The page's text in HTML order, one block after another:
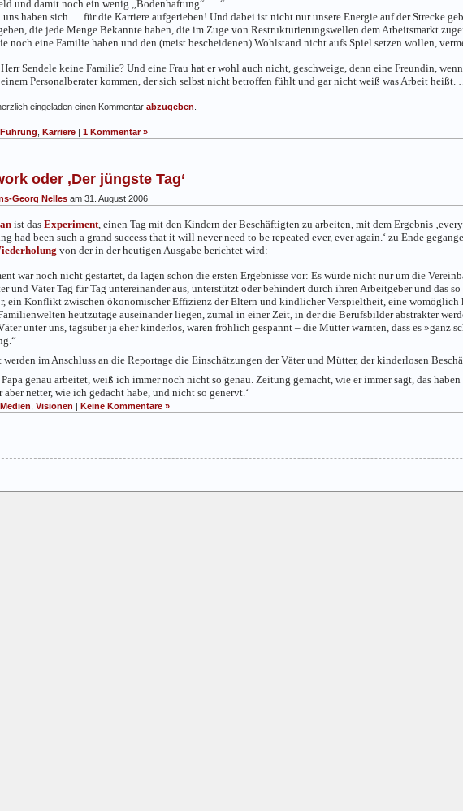
und damit noch ein wenig „Bodenhaftung“. …“
uns haben sich … für die Karriere aufgerieben! Und dabei ist nicht nur unsere Energie auf der Strecke
die jede Menge Bekannte haben, die im Zuge von Restrukturierungswellen dem Arbeitsmarkt
noch eine Familie haben und den (meist bescheidenen) Wohlstand nicht aufs Spiel setzen wollen,
Sendele keine Familie? Und eine Frau hat er wohl auch nicht, geschweige, denn eine Freundin,
Personalberater kommen, der sich selbst nicht betroffen fühlt und gar nicht weiß was Arbeit heißt.
eingeladen einen Kommentar abzugeben
Führung Karriere | 1 Kommentar »
oder ‚Der jüngste Tag‘
Georg Nelles am 31. August 2006
ist das Experiment , einen Tag mit den Kindern der Beschäftigten zu arbeiten, mit dem Ergebnis ‚
had been such a grand success that it will never need to be repeated ever, ever again.‘ zu Ende
von der in der heutigen Ausgabe berichtet wird:
war noch nicht gestartet, da lagen schon die ersten Ergebnisse vor: Es würde nicht nur um die
und Väter Tag für Tag untereinander aus, unterstützt oder behindert durch ihren Arbeitgeber und das
ein Konflikt zwischen ökonomischer Effizienz der Eltern und kindlicher Verspieltheit, eine womöglich
heutzutage auseinander liegen, zumal in einer Zeit, in der die Berufsbilder abstrakter
unter uns, tagsüber ja eher kinderlos, waren fröhlich gespannt – die Mütter warnten, dass es »ganz
im Anschluss an die Reportage die Einschätzungen der Väter und Mütter, der kinderlosen
Papa genau arbeitet, weiß ich immer noch nicht so genau. Zeitung gemacht, wie er immer sagt, das
aber netter, wie ich gedacht habe, und nicht so genervt.‘
Medien Visionen | Keine Kommentare »